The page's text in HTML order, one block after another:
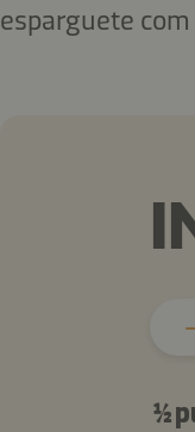
esparguete
½